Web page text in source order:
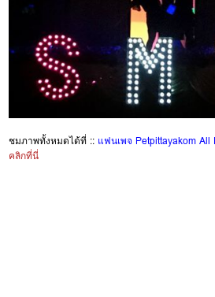
ชมภาพทั้งหมดได้ที่ :: แฟนเพจ Petpittayakom All
คลิกที่นี่